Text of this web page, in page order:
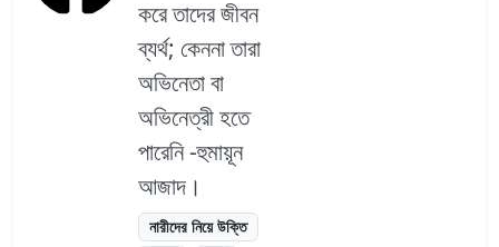
করে তাদের জীবন
ব্যর্থ; কেননা তারা
অভিনেতা বা
অভিনেত্রী হতে
পারেনি -হুমায়ূন
আজাদ।
নারীদের নিয়ে উক্তি